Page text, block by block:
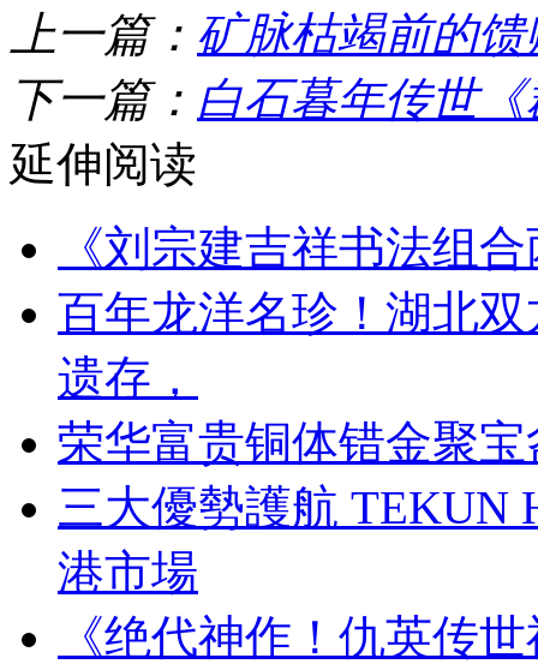
上一篇： 矿脉枯竭前的
下一篇： 白石暮年传世
延伸阅读
《刘宗建吉祥书法组
百年龙洋名珍！湖北
遗存，
荣华富贵铜体错金聚
三大優勢護航 TEKUN
港市場
《绝代神作！仇英传